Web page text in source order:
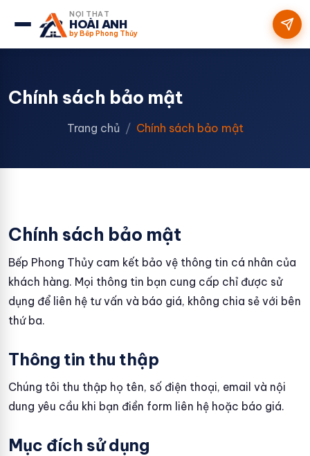
NỘI THẤT
HOÀI ANH
by Bếp Phong Thủy
Chính sách bảo mật
Trang chủ Chính sách bảo mật
Chính sách bảo mật
Bếp Phong Thủy cam kết bảo vệ thông tin cá nhân của
khách hàng. Mọi thông tin bạn cung cấp chỉ được sử
dụng để liên hệ tư vấn và báo giá, không chia sẻ với bên
thứ ba.
Thông tin thu thập
Chúng tôi thu thập họ tên, số điện thoại, email và nội
dung yêu cầu khi bạn điền form liên hệ hoặc báo giá.
Mục đích sử dụng